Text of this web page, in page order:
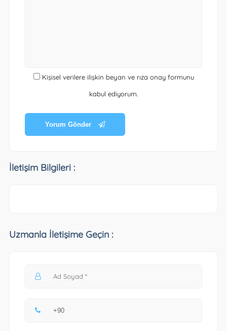
Kişisel verilere ilişkin beyan ve rıza onay formunu
kabul ediyorum.
Yorum Gönder
İletişim Bilgileri :
Uzmanla İletişime Geçin :